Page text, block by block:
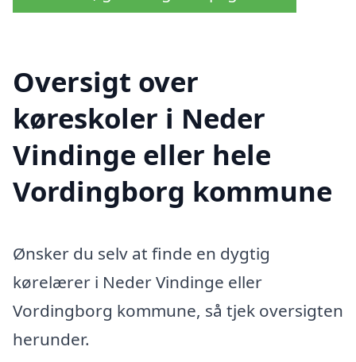
Oversigt over
køreskoler i Neder
Vindinge eller hele
Vordingborg kommune
Ønsker du selv at finde en dygtig
kørelærer i Neder Vindinge eller
Vordingborg kommune, så tjek oversigten
herunder.